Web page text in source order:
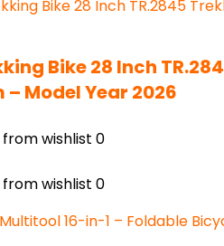
Bike 28 Inch
Model Year 2026
wishlist 0
wishlist 0